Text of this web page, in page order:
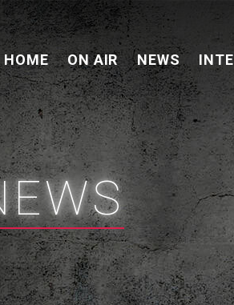
HOME ON AIR NEWS